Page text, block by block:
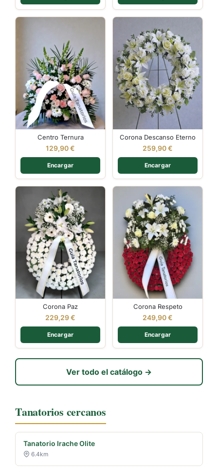
Centro Ternura
129,90€
Encargar
Corona Descanso Eterno
259,90€
Encargar
Corona Paz
229,29€
Encargar
Corona Respeto
249,90€
Encargar
Ver todo el catálogo →
Tanatorios cercanos
Tanatorio Irache Olite
6.4km